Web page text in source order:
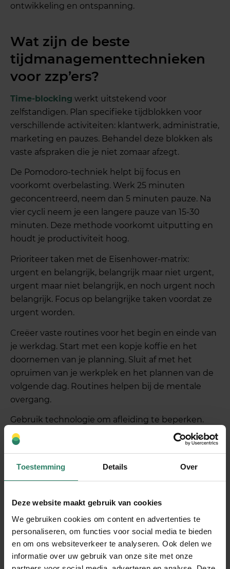
Toestemming Details Over
Deze website maakt gebruik van cookies
We gebruiken cookies om content en advertenties te
personaliseren, om functies voor social media te bieden
en om ons websiteverkeer te analyseren. Ook delen we
informatie over uw gebruik van onze site met onze
ontwikkeling en ontspanning.
Wat zijn de beste
tijdmanagementtechnieken
voor zzp’ers?
Time-blocking werkt uitstekend voor
zelfstandigen. Plan specifieke tijdblokken voor
verschillende activiteiten: klantwerk, administratie,
marketing en pauzes. Behandel deze blokken als
vaste afspraken die je niet zomaar afzegt.
De Pomodoro-techniek helpt bij focus en
voorkomt overbelasting. Werk 25 minuten
geconcentreerd, neem dan 5 minuten pauze. Na
vier cycli neem je een langere pauze van 15-30
minuten. Deze methode voorkomt uitputting en
houdt je productiviteit hoog.
Prioriteer taken met de Eisenhower-matrix:
urgent en belangrijk, belangrijk maar niet urgent,
urgent maar niet belangrijk, en noch urgent noch
belangrijk. Focus op belangrijke taken voordat ze
urgent worden.
Creëer vaste routines voor het begin en einde van
je werkdag. Start met een kopje koffie en het
doornemen van je planning. Sluit af met het
opruimen van je werkplek en het plannen van de
volgende dag. Routines helpen bij de mentale
overgang.
Gebruik technologie om afleiding te beperken.
Zet notificaties uit tijdens focuswerk, gebruik
websiteblockers voor sociale media en plan
berichten in plaats van constant beschikbaar te
Hoe voorkom je burn-out als
zelfstandige?
Burn-outpreventie begint met hetinplannen van